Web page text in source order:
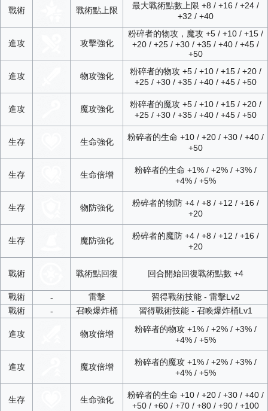
戰術 戰術點上限
最大戰術點數上限 +8 / +16 / +24 /
+32 / +40
進攻 攻擊強化
粉碎者的物攻，魔攻 +5 / +10 / +15 /
+20 / +25 / +30 / +35 / +40 / +45 /
+50
進攻 物攻強化
粉碎者的物攻 +5 / +10 / +15 / +20 /
+25 / +30 / +35 / +40 / +45 / +50
進攻 魔攻強化
粉碎者的魔攻 +5 / +10 / +15 / +20 /
+25 / +30 / +35 / +40 / +45 / +50
生存 生命強化
粉碎者的生命 +10 / +20 / +30 / +40 /
+50
生存 生命倍增
粉碎者的生命 +1% / +2% / +3% /
+4% / +5%
生存 物防強化
粉碎者的物防 +4 / +8 / +12 / +16 /
+20
生存 魔防強化
粉碎者的魔防 +4 / +8 / +12 / +16 /
+20
戰術 戰術點回復 回合開始回復戰術點數 +4
戰術 - 雷擊
習得戰術技能 - 雷擊Lv2
戰術
- 召喚爆炸桶 習得戰術技能 - 召喚爆炸桶Lv1
進攻 物攻倍增
粉碎者的物攻 +1% / +2% / +3% /
+4% / +5%
進攻 魔攻倍增
粉碎者的魔攻 +1% / +2% / +3% /
+4% / +5%
生存 生命強化
粉碎者的生命 +10 / +20 / +30 / +40 /
+50 / +60 / +70 / +80 / +90 / +100